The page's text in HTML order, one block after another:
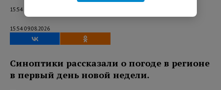
15:54 09.08.2026
15:54 09.08.2026
Синоптики рассказали о погоде в регионе
в первый день новой недели.